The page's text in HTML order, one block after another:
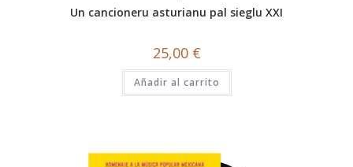
Un cancioneru asturianu pal sieglu XXI
25,00 €
Añadir al carrito